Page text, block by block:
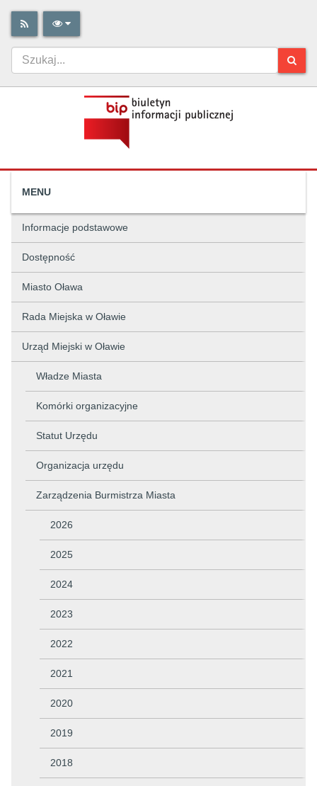
MENU
Informacje podstawowe
Dostępność
Miasto Oława
Rada Miejska w Oławie
Urząd Miejski w Oławie
Władze Miasta
Komórki organizacyjne
Statut Urzędu
Organizacja urzędu
Zarządzenia Burmistrza Miasta
2026
2025
2024
2023
2022
2021
2020
2019
2018